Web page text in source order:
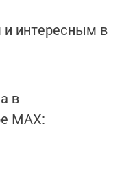
интересным в
в
MАХ: